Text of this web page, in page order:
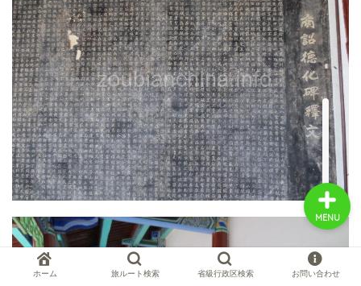
ホーム 旅ルート検索 省級行政区検索 お問い合わせ
MENU
中国の世界遺産
中国旅行の情報案内
中国麺ランキング